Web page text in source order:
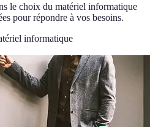
le choix du matériel informatique
pour répondre à vos besoins.
informatique